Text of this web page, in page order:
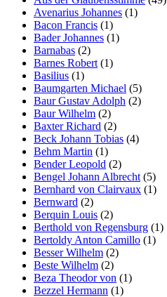
Avenarius Johannes (1)
Bacon Francis (1)
Bader Johannes (1)
Barnabas (2)
Barnes Robert (1)
Basilius (1)
Baumgarten Michael (5)
Baur Gustav Adolph (2)
Baur Wilhelm (2)
Baxter Richard (2)
Beck Johann Tobias (4)
Behm Martin (1)
Bender Leopold (2)
Bengel Johann Albrecht (5)
Bernhard von Clairvaux (1)
Bernward (2)
Berquin Louis (2)
Berthold von Regensburg (1)
Bertoldy Anton Camillo (1)
Besser Wilhelm (2)
Beste Wilhelm (2)
Beza Theodor von (1)
Bezzel Hermann (1)